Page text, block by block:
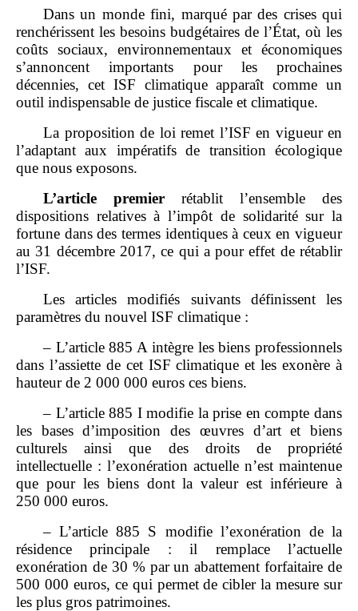
Dans un monde fini, marqué par des crises qui
renchérissent les besoins budgétaires de l’État, où les
coûts sociaux, environnementaux et économiques
s’annoncent importants pour les prochaines
décennies, cet ISF climatique apparaît comme un
outil indispensable de justice fiscale et climatique.
La proposition de loi remet l’ISF en vigueur en
l’adaptant aux impératifs de transition écologique
que nous exposons.
L’article premier rétablit l’ensemble des
dispositions relatives à l’impôt de solidarité sur la
fortune dans des termes identiques à ceux en vigueur
au 31 décembre 2017, ce qui a pour effet de rétablir
l’ISF.
Les articles modifiés suivants définissent les
paramètres du nouvel ISF climatique :
– L’article 885 A intègre les biens professionnels
dans l’assiette de cet ISF climatique et les exonère à
hauteur de 2 000 000 euros ces biens.
– L’article 885 I modifie la prise en compte dans
les bases d’imposition des œuvres d’art et biens
culturels ainsi que des droits de propriété
intellectuelle : l’exonération actuelle n’est maintenue
que pour les biens dont la valeur est inférieure à
250 000 euros.
– L’article 885 S modifie l’exonération de la
résidence principale : il remplace l’actuelle
exonération de 30 % par un abattement forfaitaire de
500 000 euros, ce qui permet de cibler la mesure sur
les plus gros patrimoines.